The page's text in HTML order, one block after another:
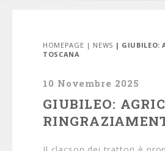
HOMEPAGE | NEWS | GIUBILEO:
TOSCANA
10 Novembre 2025
GIUBILEO: